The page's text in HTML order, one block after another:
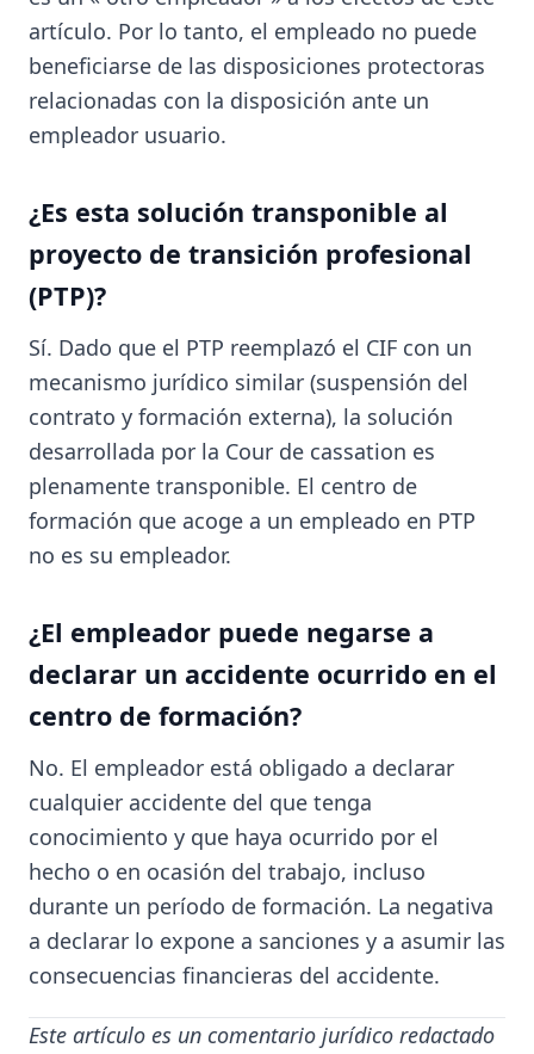
artículo. Por lo tanto, el empleado no puede
beneficiarse de las disposiciones protectoras
relacionadas con la disposición ante un
empleador usuario.
¿Es esta solución transponible al
proyecto de transición profesional
(PTP)?
Sí. Dado que el PTP reemplazó el CIF con un
mecanismo jurídico similar (suspensión del
contrato y formación externa), la solución
desarrollada por la Cour de cassation es
plenamente transponible. El centro de
formación que acoge a un empleado en PTP
no es su empleador.
¿El empleador puede negarse a
declarar un accidente ocurrido en el
centro de formación?
No. El empleador está obligado a declarar
cualquier accidente del que tenga
conocimiento y que haya ocurrido por el
hecho o en ocasión del trabajo, incluso
durante un período de formación. La negativa
a declarar lo expone a sanciones y a asumir las
consecuencias financieras del accidente.
Este artículo es un comentario jurídico redactado